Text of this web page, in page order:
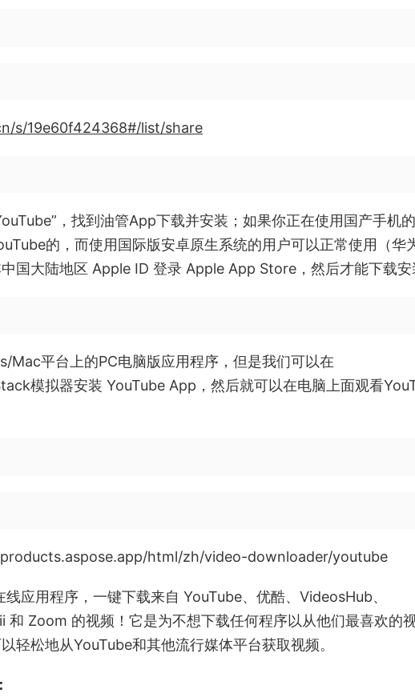
s/19e60f424368#/list/share
，找到油管App下载并安装；如果你正在使用国产手机
的，而使用国际版安卓原生系统的用户可以正常使用（华
国大陆地区 Apple ID 登录 Apple App Store，然后才能下载安
Mac平台上的PC电脑版应用程序，但是我们可以在
模拟器安装 YouTube App，然后就可以在电脑上面观看
products.aspose.app/html/zh/video-downloader/youtube
应用程序，一键下载来自 YouTube、优酷、VideosHub、
Zoom 的视频！它是为不想下载任何程序以从他们最喜欢的
轻松地从YouTube和其他流行媒体平台获取视频。